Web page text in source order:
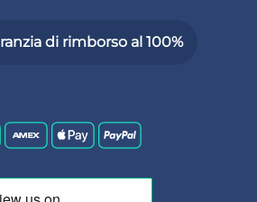
di rimborso al 100%